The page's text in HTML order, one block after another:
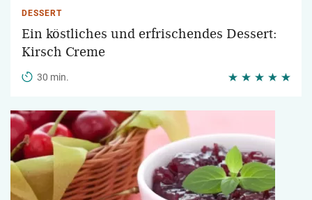
DESSERT
Ein köstliches und erfrischendes Dessert:
Kirsch Creme
30 min.